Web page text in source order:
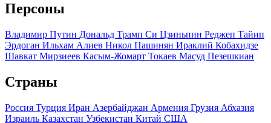
Персоны
Владимир Путин Дональд Трамп Си Цзиньпин Реджеп Тайип
Эрдоган Ильхам Алиев Никол Пашинян Ираклий Кобахидзе
Шавкат Мирзиеев Касым-Жомарт Токаев Масуд Пезешкиан
Страны
Россия Турция Иран Азербайджан Армения Грузия Абхазия
Израиль Казахстан Узбекистан Китай США